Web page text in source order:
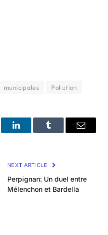
municipales Pollution
LinkedInTumblr Email
NEXT ARTICLE
Perpignan: Un duel entre
Mélenchon et Bardella